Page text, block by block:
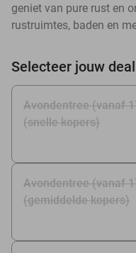
geniet van pure rust en
rustruimtes, baden en
Selecteer jouw deal
Avondentree (vanaf
(snelle kopers)
Avondentree (vanaf
(gemiddelde kopers)